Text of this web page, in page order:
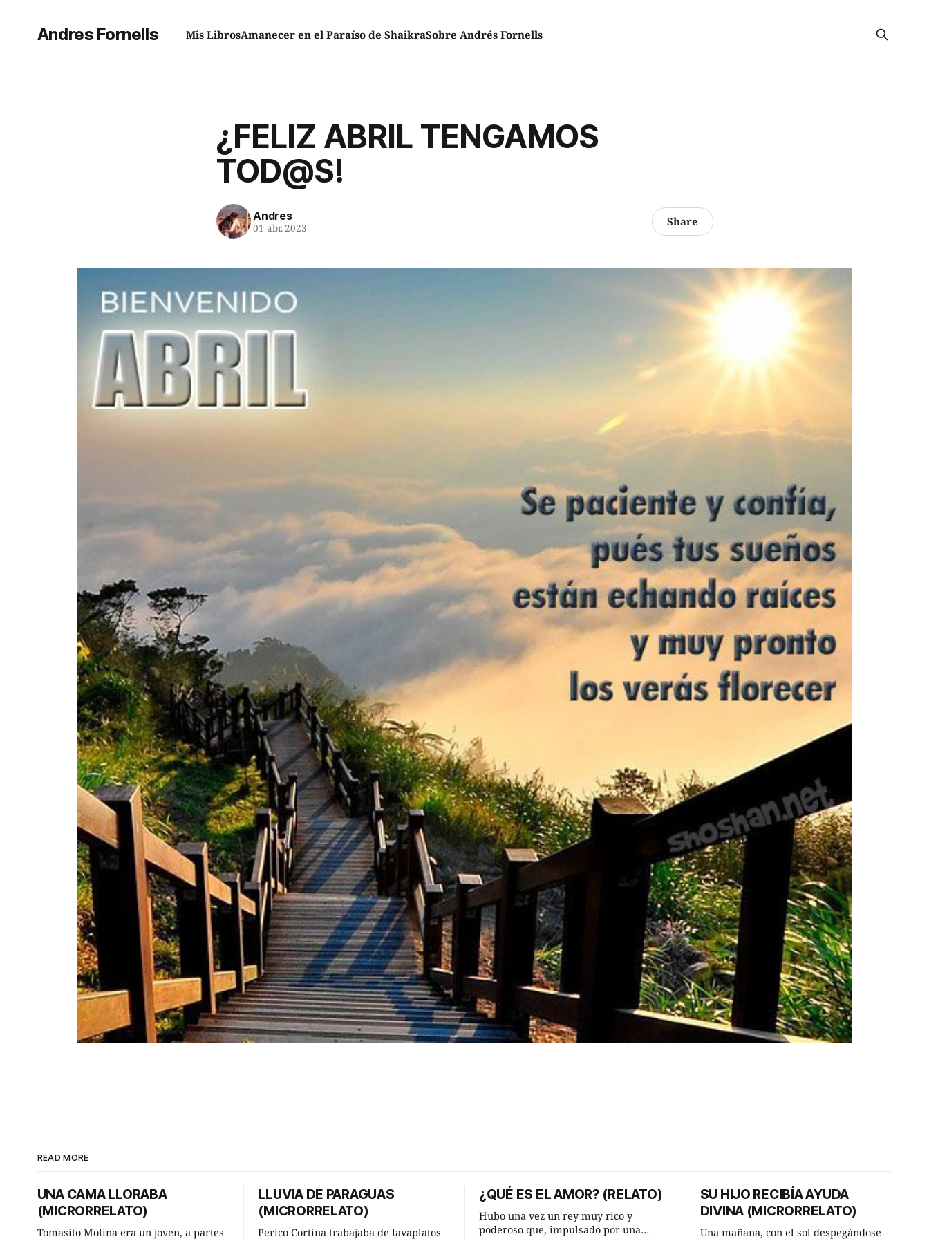
Andres Fornells Mis LibrosAmanecer en el Paraíso de ShaikraSobre Andrés Fornells
¿FELIZ ABRIL TENGAMOS
TOD@S!
Andres
01 abr. 2023 Share
READ MORE
UNA CAMA LLORABA
(MICRORRELATO)
Tomasito Molina era un joven, a partes
LLUVIA DE PARAGUAS
(MICRORRELATO)
Perico Cortina trabajaba de lavaplatos
¿QUÉ ES EL AMOR? (RELATO)
Hubo una vez un rey muy rico y
poderoso que, impulsado por una
SU HIJO RECIBÍA AYUDA
DIVINA (MICRORRELATO)
Una mañana, con el sol despegándose